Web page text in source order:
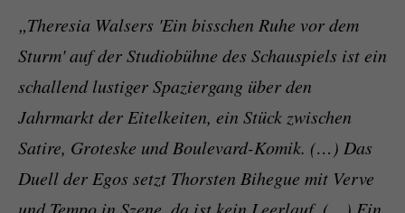
„Theresia Walsers 'Ein bisschen Ruhe vor dem
Sturm' auf der Studiobühne des Schauspiels ist ein
schallend lustiger Spaziergang über den
Jahrmarkt der Eitelkeiten, ein Stück zwischen
Satire, Groteske und Boulevard-Komik. (…) Das
Duell der Egos setzt Thorsten Bihegue mit Verve